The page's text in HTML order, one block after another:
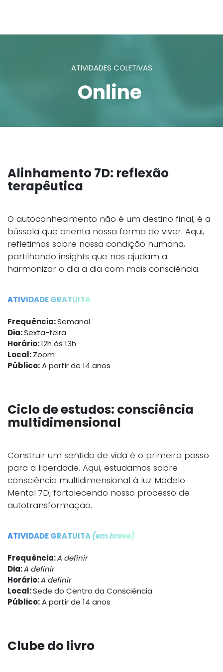
ATIVIDADES COLETIVAS
Online
Alinhamento 7D: reflexão
terapêutica
O autoconhecimento não é um destino final; é a
bússola que orienta nossa forma de viver. Aqui,
refletimos sobre nossa condição humana,
partilhando insights que nos ajudam a
harmonizar o dia a dia com mais consciência.
ATIVIDADE GRATUITA
Frequência:Semanal
Dia:Sexta-feira
Horário:12h às 13h
Local:Zoom
Público:A partir de 14 anos
Ciclo de estudos: consciência
multidimensional
Construir um sentido de vida é o primeiro passo
para a liberdade. Aqui, estudamos sobre
consciência multidimensional à luz Modelo
Mental 7D, fortalecendo nosso processo de
autotransformação.
ATIVIDADE GRATUITA(em breve)
Frequência:A definir
Dia:A definir
Horário:A definir
Local:Sede do Centro da Consciência
Público:A partir de 14 anos
Clube do livro